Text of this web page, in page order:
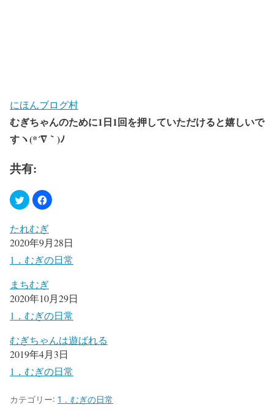
にほんブログ村
むぎちゃんのために1日1回を押していただけると嬉しいで
すヽ(*´∇ ｀ )ﾉ
共有:
たれむぎ
2020年9月28日
1．むぎの日常
まちむぎ
2020年10月29日
1．むぎの日常
むぎちゃんは遊ばれる
2019年4月3日
1．むぎの日常
カテゴリー: 1．むぎの日常